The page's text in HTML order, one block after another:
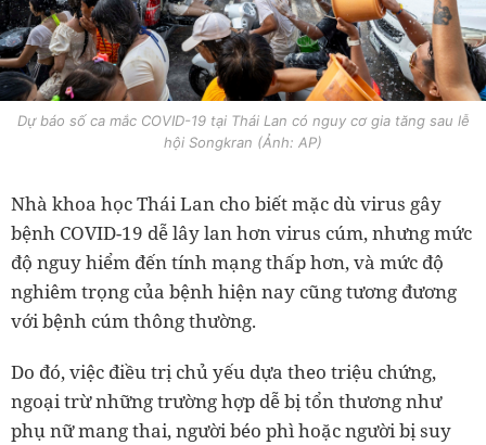
Dự báo số ca mắc COVID-19 tại Thái Lan có nguy cơ gia tăng sau lễ
hội Songkran (Ảnh: AP)
Nhà khoa học Thái Lan cho biết mặc dù virus gây
bệnh COVID-19 dễ lây lan hơn virus cúm, nhưng mức
độ nguy hiểm đến tính mạng thấp hơn, và mức độ
nghiêm trọng của bệnh hiện nay cũng tương đương
với bệnh cúm thông thường.
Do đó, việc điều trị chủ yếu dựa theo triệu chứng,
ngoại trừ những trường hợp dễ bị tổn thương như
phụ nữ mang thai, người béo phì hoặc người bị suy